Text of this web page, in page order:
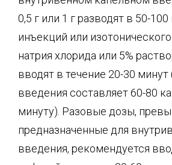
0,5 г или 1 г разводят в 50-
инъекций или
натрия хлорида или 5%
вводят в течение 20-30 минут
введения составляет 60-80
минуту). Разовые дозы,
предназначенные для
введения, рекомендуется